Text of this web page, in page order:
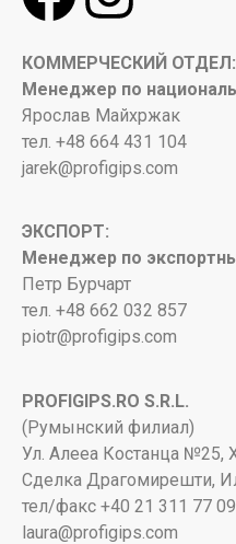
КОММЕРЧЕСКИЙ ОТДЕЛ:
Менеджер по
Ярослав Майхржак
тел. +48 664 431 104
jarek@profigips.com
ЭКСПОРТ:
Менеджер по
Петр Бурчарт
тел. +48 662 032 857
piotr@profigips.com
PROFIGIPS.RO S.R.L.
(Румынский филиал)
Ул. Алееа Костанца №25,
Сделка Драгомирешти,
тел/факс +40 21 311 77 09
laura@profigips.com